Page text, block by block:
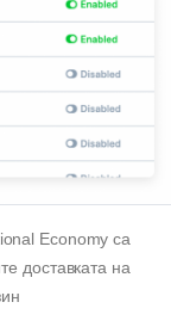
Economy са
доставката на